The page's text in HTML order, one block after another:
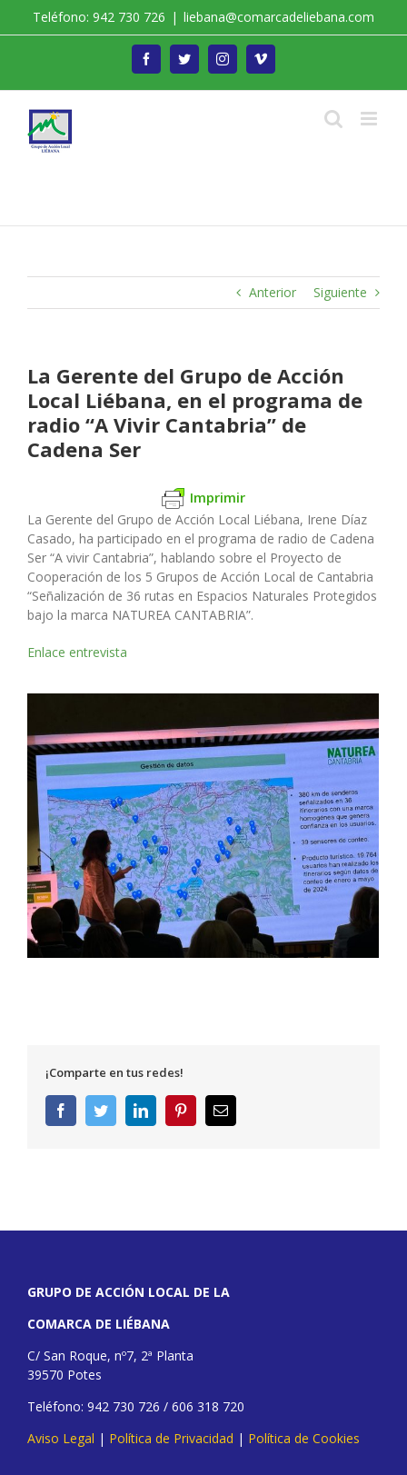
Teléfono: 942 730 726 | liebana@comarcadeliebana.com
FacebookTwitterInstagramVimeo
Anterior Siguiente
La Gerente del Grupo de Acción
Local Liébana, en el programa de
radio “A Vivir Cantabria” de
Cadena Ser
Imprimir
La Gerente del Grupo de Acción Local Liébana, Irene Díaz
Casado, ha participado en el programa de radio de Cadena
Ser “A vivir Cantabria”, hablando sobre el Proyecto de
Cooperación de los 5 Grupos de Acción Local de Cantabria
“Señalización de 36 rutas en Espacios Naturales Protegidos
bajo la marca NATUREA CANTABRIA”.
Enlace entrevista
¡Comparte en tus redes!
FacebookTwitterLinkedInPinterestCorreo
electrónico
GRUPO DE ACCIÓN LOCAL DE LA
COMARCA DE LIÉBANA
C/ San Roque, nº7, 2ª Planta
39570 Potes
Teléfono: 942 730 726 / 606 318 720
Aviso Legal | Política de Privacidad | Política de Cookies